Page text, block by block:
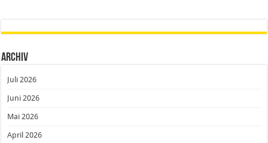
Archiv
Juli 2026
Juni 2026
Mai 2026
April 2026